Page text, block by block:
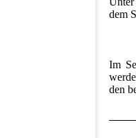
dem
Im
den